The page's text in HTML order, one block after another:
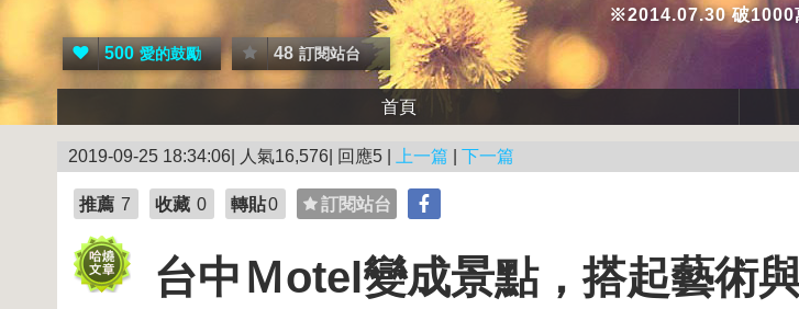
※2014.07.30 破1000
500 愛的鼓勵 48 訂閱站台
首頁
2019-09-25 18:34:06| 人氣16,576| 回應5 | 上一篇 下一篇
推薦 7 收藏 0 轉貼0 訂閱站台
台中Ｍotel變成景點，搭起藝術